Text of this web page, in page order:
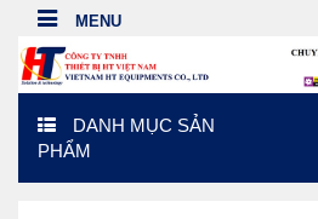
DANH MỤC SẢN
PHẨM